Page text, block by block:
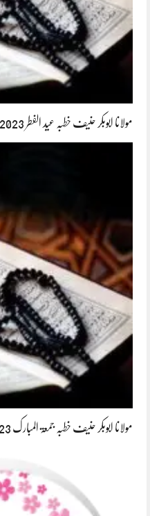
مولانا ابوبکر حنیف خطبہ عید الفطر 2023-04-22
مولانا ابوبکر حنیف خطبہ جمعۃ المبارک 2023-04-21